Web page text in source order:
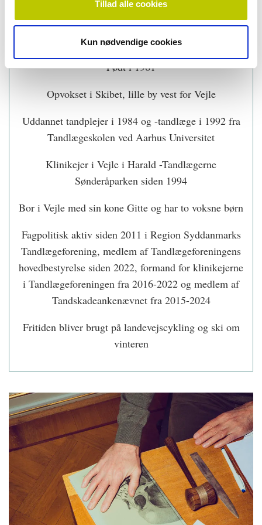
Tillad alle cookies
Kun nødvendige cookies
Torbens blå bog
Født i 1961
Opvokset i Skibet, lille by vest for Vejle
Uddannet tandplejer i 1984 og -tandlæge i 1992 fra
Tandlægeskolen ved Aarhus Universitet
Klinikejer i Vejle i Harald -Tandlægerne
Sønderåparken siden 1994
Bor i Vejle med sin kone Gitte og har to voksne børn
Fagpolitisk aktiv siden 2011 i Region Syddanmarks
Tandlægeforening, medlem af Tandlægeforeningens
hovedbestyrelse siden 2022, formand for klinikejerne
i Tandlægeforeningen fra 2016-2022 og medlem af
Tandskadeankenævnet fra 2015-2024
Fritiden bliver brugt på landevejscykling og ski om
vinteren